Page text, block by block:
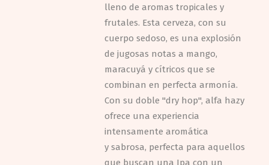
lleno de aromas tropicales y
frutales. Esta cerveza, con su
cuerpo sedoso, es una explosión
de jugosas notas a mango,
maracuyá y cítricos que se
combinan en perfecta armonía.
Con su doble "dry hop", alfa hazy
ofrece una experiencia
intensamente aromática
y sabrosa, perfecta para aquellos
que buscan una Ipa con un